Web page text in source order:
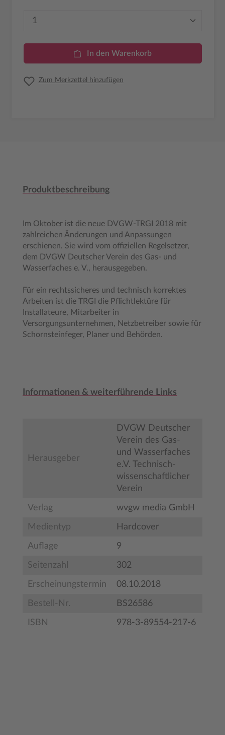
Produkt Anzahl: Gib den gewünschten
In den Warenkorb
Zum Merkzettel hinzufügen
Produktbeschreibung
Im Oktober ist die neue DVGW-TRGI 2018 mit
zahlreichen Änderungen und Anpassungen
erschienen. Sie wird vom offiziellen Regelsetzer,
dem DVGW Deutscher Verein des Gas- und
Wasserfaches e. V., herausgegeben.
Für ein rechtssicheres und technisch korrektes
Arbeiten ist die TRGI die Pflichtlektüre für
Installateure, Mitarbeiter in
Versorgungsunternehmen, Netzbetreiber sowie für
Schornsteinfeger, Planer und Behörden.
Informationen & weiterführende Links
Herausgeber
DVGW Deutscher
Verein des Gas-
und Wasserfaches
e.V. Technisch-
wissenschaftlicher
Verein
Verlag wvgw media GmbH
Medientyp Hardcover
Auflage 9
Seitenzahl 302
Erscheinungstermin 08.10.2018
Bestell-Nr. BS26586
ISBN 978-3-89554-217-6